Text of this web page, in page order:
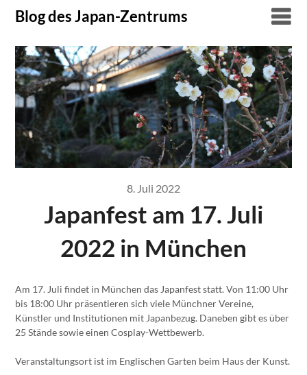
Skip
content
Blog des Japan-Zentrums
8. Juli 2022
Japanfest am 17. Juli
2022 in München
Am 17. Juli findet in München das Japanfest statt. Von 11:00 Uhr
bis 18:00 Uhr präsentieren sich viele Münchner Vereine,
Künstler und Institutionen mit Japanbezug. Daneben gibt es über
25 Stände sowie einen Cosplay-Wettbewerb.
Veranstaltungsort ist im Englischen Garten beim Haus der Kunst.